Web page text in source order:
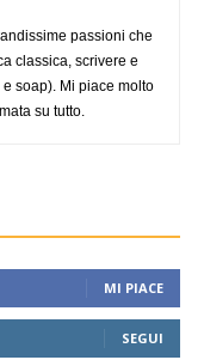
passioni che
classica, scrivere e
soap). Mi piace molto
su tutto.
MI PIACE
SEGUI